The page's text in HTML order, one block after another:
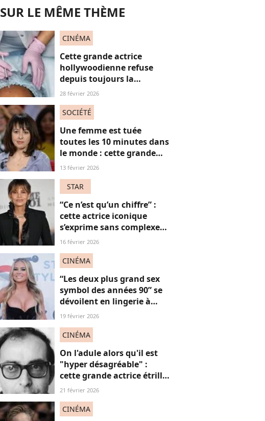
SUR LE MÊME THÈME
CINÉMA
Cette grande actrice
hollywoodienne refuse
depuis toujours la
chirurgie, mais pourquoi ?
28 février 2026
SOCIÉTÉ
Une femme est tuée
toutes les 10 minutes dans
le monde : cette grande
actrice et amie de Marie
fléau des féminicides
13 février 2026
STAR
“Ce n’est qu’un chiffre” :
cette actrice iconique
s’exprime sans complexe
sur le fait d’avoir bientôt
16 février 2026
CINÉMA
“Les deux plus grand sex
symbol des années 90” se
dévoilent en lingerie à
plus de 50 ans, face au
19 février 2026
CINÉMA
On l'adule alors qu'il est
"hyper désagréable" :
cette grande actrice étrille
Jean-Luc Godard
21 février 2026
CINÉMA